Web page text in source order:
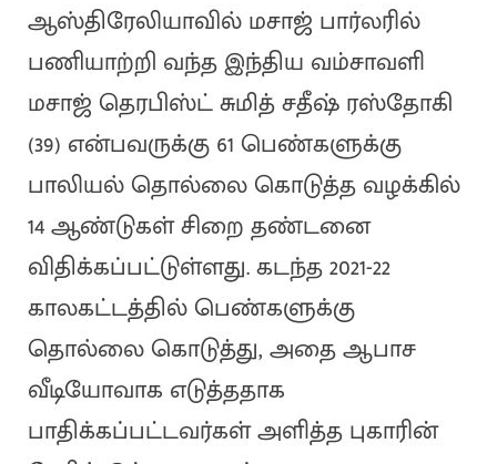
ஆஸ்திரேலியாவில் மசாஜ் பார்லரில்
பணியாற்றி வந்த இந்திய வம்சாவளி
மசாஜ் தெரபிஸ்ட் சுமித் சதீஷ் ரஸ்தோகி
(39) என்பவருக்கு 61 பெண்களுக்கு
பாலியல் தொல்லை கொடுத்த வழக்கில்
14 ஆண்டுகள் சிறை தண்டனை
விதிக்கப்பட்டுள்ளது. கடந்த 2021-22
காலகட்டத்தில் பெண்களுக்கு
தொல்லை கொடுத்து, அதை ஆபாச
வீடியோவாக எடுத்ததாக
பாதிக்கப்பட்டவர்கள் அளித்த புகாரின்